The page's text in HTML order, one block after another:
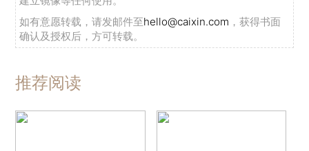
如有意愿转载，请发邮件至hello@caixin.com ，获得书面
确认及授权后，方可转载。
推荐阅读